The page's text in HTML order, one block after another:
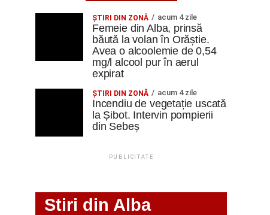
ŞTIRI DIN ZONĂ acum 4 zile
Femeie din Alba, prinsă
băută la volan în Orăștie.
Avea o alcoolemie de 0,54
mg/l alcool pur în aerul
expirat
ŞTIRI DIN ZONĂ acum 4 zile
Incendiu de vegetație uscată
la Șibot. Intervin pompierii
din Sebeș
PUBLICITATE
Stiri din Alba